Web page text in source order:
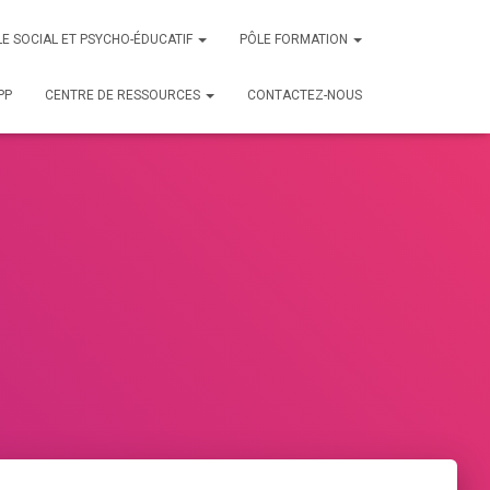
SOCIAL ET PSYCHO-ÉDUCATIF PÔLE FORMATION
CENTRE DE RESSOURCES CONTACTEZ-NOUS